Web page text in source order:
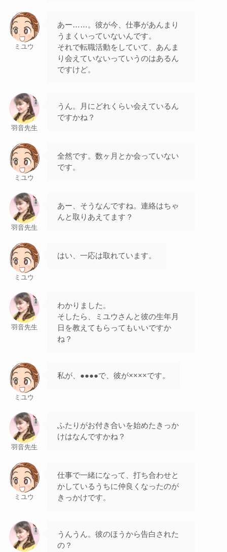
ミユウ
あー……。彼が今、仕事があんまり
うまくいっていないんです。
それで転職活動をしていて、あんま
り会えていないっていうのはあるん
ですけど。
羽音先生
うん。月にどれくらい会えているん
ですかね？
ミユウ
全然です。数ヶ月とか会っていない
です。
羽音先生
あー、そうなんですね。連絡はちゃ
んと取りあえてます？
ミユウ
はい、一応は取れています。
羽音先生
わかりました。
そしたら、ミユウさんと彼の生年月
日を教えてもらってもいいですか
ね？
ミユウ
私が、●●●●で、彼が××××です。
羽音先生
ふたりがお付き合いを始めたきっか
けはなんですかね？
ミユウ
仕事で一緒になって、打ち合わせと
かしているうちに仲良くなったのが
きっかけです。
うんうん。彼のほうから告白された
の？